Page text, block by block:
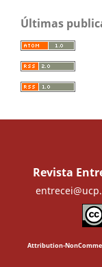
Últimas
Revista
Attribution-